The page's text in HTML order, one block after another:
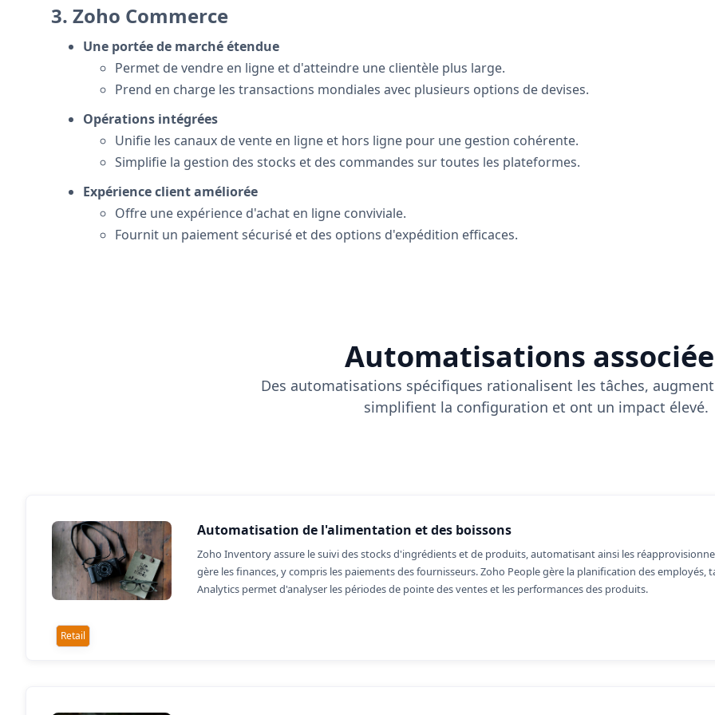
3. Zoho Commerce
Une portée de marché étendue
Permet de vendre en ligne et d'atteindre une clientèle plus large.
Prend en charge les transactions mondiales avec plusieurs options de devises.
Opérations intégrées
Unifie les canaux de vente en ligne et hors ligne pour une gestion cohérente.
Simplifie la gestion des stocks et des commandes sur toutes les plateformes.
Expérience client améliorée
Offre une expérience d'achat en ligne conviviale.
Fournit un paiement sécurisé et des options d'expédition efficaces.
Automatisations
Des automatisations spécifiques rationalisent les tâches,
simplifient la configuration et ont un impact élevé.
Automatisation de l'alimentation et des boissons
Zoho Inventory assure le suivi des stocks d'ingrédients et de produits, automatisant ainsi les
gère les finances, y compris les paiements des fournisseurs. Zoho People gère la planification des employés,
Analytics permet d'analyser les périodes de pointe des ventes et les performances des produits.
Retail